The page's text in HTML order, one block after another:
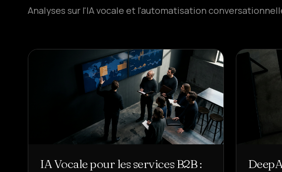
Analyses sur l'IA vocale et l'automatisation
IA Vocale pour les services B2B :